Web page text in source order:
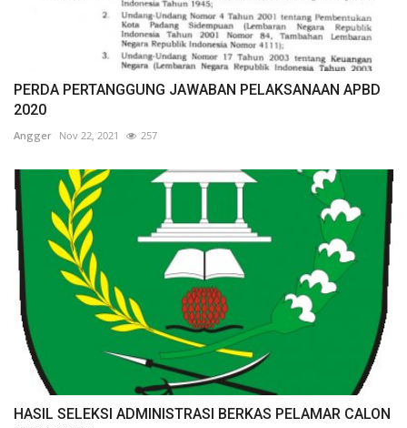
PERDA PERTANGGUNG JAWABAN PELAKSANAAN APBD
2020
Angger Nov 22, 2021 257
HASIL SELEKSI ADMINISTRASI BERKAS PELAMAR CALON